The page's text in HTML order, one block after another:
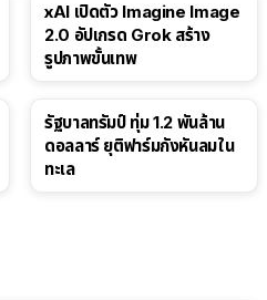
xAI เปิดตัว Imagine Image
2.0 อัปเกรด Grok สร้าง
รูปภาพขั้นเทพ
รัฐบาลทรัมป์ ทุ่ม 1.2 พันล้าน
ดอลลาร์ ยุติฟาร์มกังหันลมใน
ทะเล